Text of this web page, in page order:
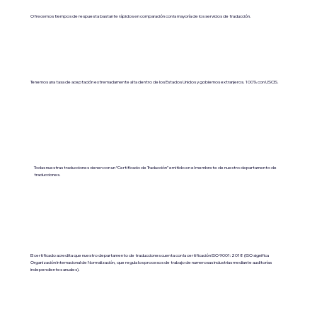
Ofrecemos tiempos de respuesta bastante rápidos en comparación con la mayoría de los servicios de traducción.
Tenemos una tasa de aceptación extremadamente alta dentro de los Estados Unidos y gobiernos extranjeros. 100% con USCIS.
Todas nuestras traducciones vienen con un “Certificado de Traducción” emitido en el membrete de nuestro departamento de
traducciones.
El certificado acredita que nuestro departamento de traducciones cuenta con la certificación ISO 9001:2018 (ISO significa
Organización Internacional de Normalización, que regula los procesos de trabajo de numerosas industrias mediante auditorías
independientes anuales).